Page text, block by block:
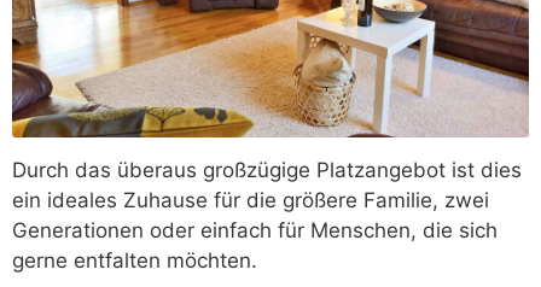
Durch das überaus großzügige Platzangebot ist dies
ein ideales Zuhause für die größere Familie, zwei
Generationen oder einfach für Menschen, die sich
gerne entfalten möchten.